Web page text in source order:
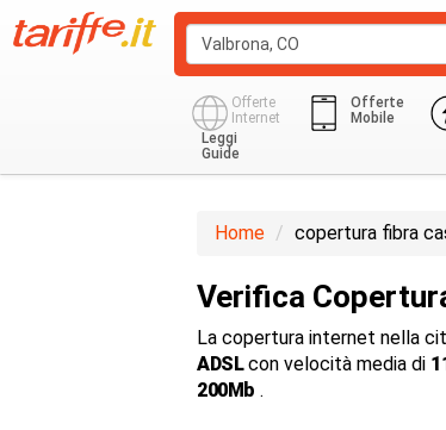
Offerte
Internet
Offerte
Mobile
Leggi
Guide
Home copertura fibra
Verifica
La copertura internet nella
ADSLcon velocità media di
200Mb .